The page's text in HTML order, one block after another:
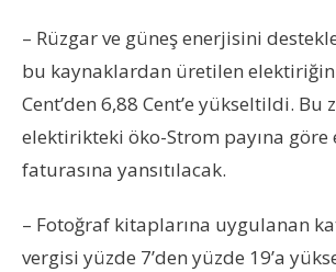
– Rüzgar ve güneş enerjisini
bu kaynaklardan üretilen elektiriğin
Cent’den 6,88 Cent’e yükseltildi. Bu
elektirikteki öko-Strom payına
faturasına yansıtılacak.
– Fotoğraf kitaplarına uygulanan
vergisi yüzde 7’den yüzde 19’a